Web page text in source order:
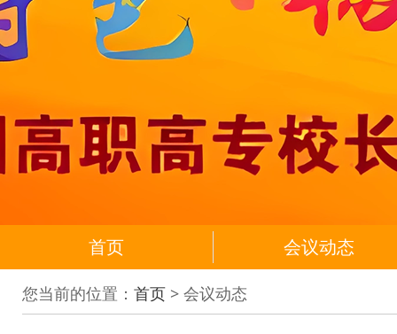
首页 会议动态
您当前的位置： 首页 > 会议动态